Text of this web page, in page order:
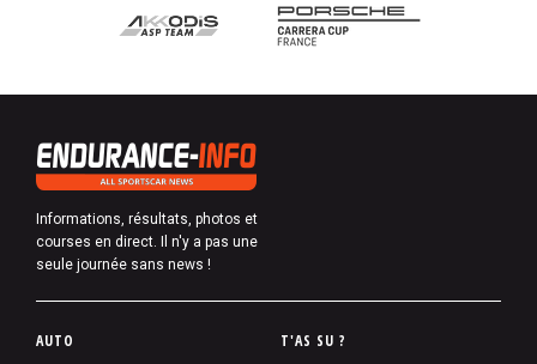
Informations, résultats, photos et
courses en direct. Il n'y a pas une
seule journée sans news !
P
AUTO T'AS SU ?